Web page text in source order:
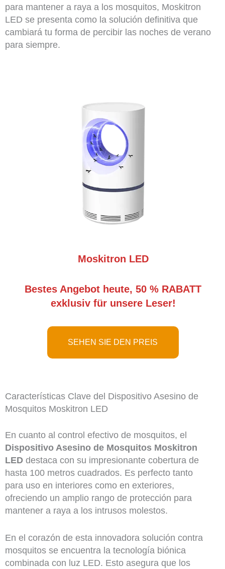
para mantener a raya a los mosquitos, Moskitron
LED se presenta como la solución definitiva que
cambiará tu forma de percibir las noches de verano
para siempre.
Moskitron LED
Bestes Angebot heute, 50 % RABATT
exklusiv für unsere Leser!
SEHEN SIE DEN PREIS
Características Clave del Dispositivo Asesino de
Mosquitos Moskitron LED
En cuanto al control efectivo de mosquitos, el
Dispositivo Asesino de Mosquitos Moskitron
LEDdestaca con su impresionante cobertura de
hasta 100 metros cuadrados. Es perfecto tanto
para uso en interiores como en exteriores,
ofreciendo un amplio rango de protección para
mantener a raya a los intrusos molestos.
En el corazón de esta innovadora solución contra
mosquitos se encuentra la tecnología biónica
combinada con luz LED. Esto asegura que los